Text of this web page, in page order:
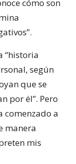
cómo son
“historia
según
que se
por él”. Pero
comenzado a
manera
mis